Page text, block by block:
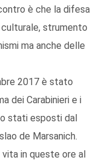
è che la difesa
strumento
ma anche delle
2017 è stato
dei Carabinieri e i
stati esposti dal
de Marsanich.
in queste ore al